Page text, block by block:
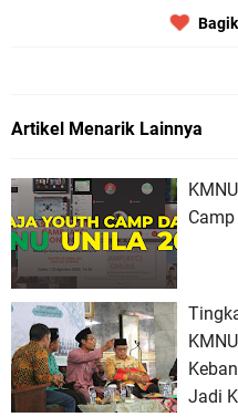
Artikel Menarik Lainnya
Jadi